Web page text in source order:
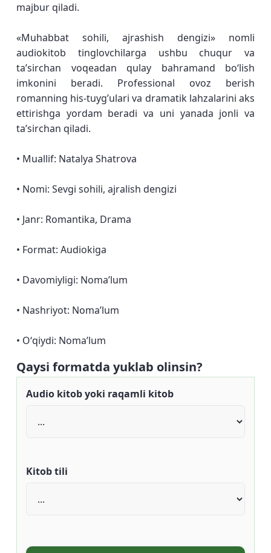
majbur qiladi.
«Muhabbat sohili, ajrashish dengizi» nomli
audiokitob tinglovchilarga ushbu chuqur va
taʼsirchan voqeadan qulay bahramand boʻlish
imkonini beradi. Professional ovoz berish
romanning his-tuyg’ulari va dramatik lahzalarini aks
ettirishga yordam beradi va uni yanada jonli va
ta’sirchan qiladi.
• Muallif: Natalya Shatrova
• Nomi: Sevgi sohili, ajralish dengizi
• Janr: Romantika, Drama
• Format: Audiokiga
• Davomiyligi: Noma’lum
• Nashriyot: Noma’lum
• Oʻqiydi: Nomaʼlum
Qaysi formatda yuklab olinsin?
Audio kitob yoki raqamli kitob
Kitob tili